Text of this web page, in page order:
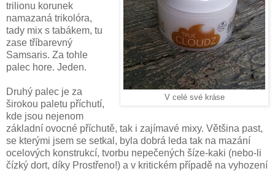
V celé své kráse
trilionu korunek
namazaná trikolóra,
tady mix s tabákem, tu
zase tříbarevný
Samsaris. Za tohle
palec hore. Jeden.
Druhý palec je za
širokou paletu příchutí,
kde jsou nejenom
základní ovocné příchutě, tak i zajímavé mixy. Většina past,
se kterými jsem se setkal, byla dobrá leda tak na mazání
ocelových konstrukcí, tvorbu nepečených šíze-kaki (nebo-li
čízký dort, díky Prostřeno!) a v kritickém případě na vyhození